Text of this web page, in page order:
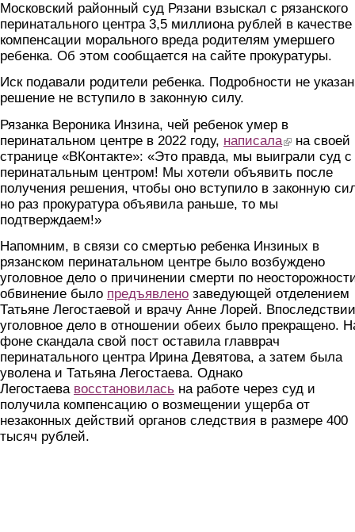
Московский районный суд Рязани взыскал с рязанского
перинатального центра 3,5 миллиона рублей в качестве
компенсации морального вреда родителям умершего
ребенка. Об этом сообщается на сайте прокуратуры.
Иск подавали родители ребенка. Подробности не
решение не вступило в законную силу.
Рязанка Вероника Инзина, чей ребенок умер в
перинатальном центре в 2022 году, написала(link is external)
на своей
странице «ВКонтакте»: «Это правда, мы выиграли суд с
перинатальным центром! Мы хотели объявить после
получения решения, чтобы оно вступило в законную
но раз прокуратура объявила раньше, то мы
подтверждаем!»
Напомним, в связи со смертью ребенка Инзиных в
рязанском перинатальном центре было возбуждено
уголовное дело о причинении смерти по
обвинение было предъявлено заведующей отделением
Татьяне Легостаевой и врачу Анне Лорей. Впоследствии
уголовное дело в отношении обеих было прекращено.
фоне скандала свой пост оставила главврач
перинатального центра Ирина Девятова, а затем была
уволена и Татьяна Легостаева. Однако
Легостаева восстановилась на работе через суд и
получила компенсацию о возмещении ущерба от
незаконных действий органов следствия в размере 400
тысяч рублей.